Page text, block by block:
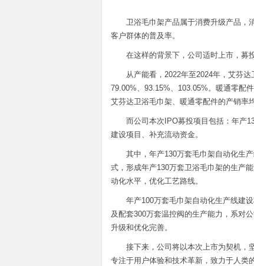
卫浴毛巾架产品属于消费升级产品，
客户群体的普及率。
在这样的背景下，公司适时上市，募
从产能看，2022年至2024年，艾芬
79.00%、93.15%、103.05%。暖通零配
艾芬达卫浴毛巾架、暖通零配件的产销率
而公司本次IPO募投项目包括：年产
建设项目、补充流动资金。
其中，年产130万套毛巾架自动化生
式，形成年产130万套卫浴毛巾架的生产
动化水平，优化工艺路线。
年产100万套毛巾架自动化生产线建
及配套300万套温控阀的生产能力，系对
升级和优化完善。
接下来，公司将以本次上市为契机，
专注于用户体验和技术革新，致力于人类